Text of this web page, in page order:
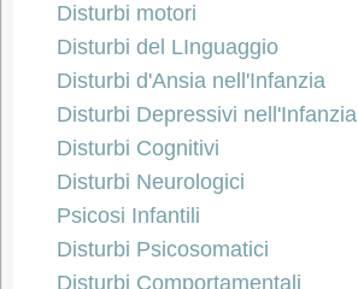
Disturbi motori
Disturbi del LInguaggio
Disturbi d'Ansia nell'Infanzia
Disturbi Depressivi nell'Infanzia
Disturbi Cognitivi
Disturbi Neurologici
Psicosi Infantili
Disturbi Psicosomatici
Disturbi Comportamentali